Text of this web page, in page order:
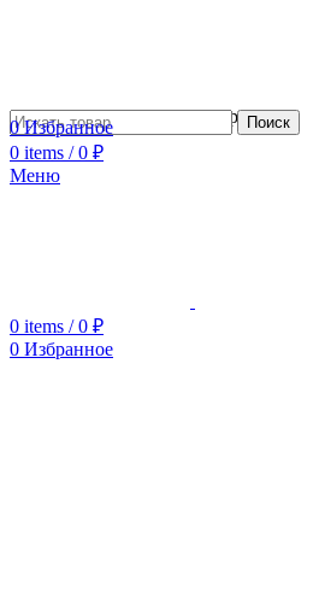
Сотрудничество с дизайнерамиПоиск
0Избранное
0 items / 0 ₽
Меню
0 items / 0 ₽
0 Избранное